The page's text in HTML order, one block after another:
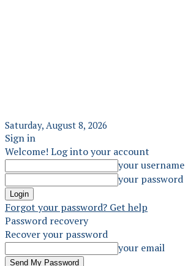
Saturday, August 8, 2026
Sign in
Welcome! Log into your account
your username
your password
Forgot your password? Get help
Password recovery
Recover your password
your email